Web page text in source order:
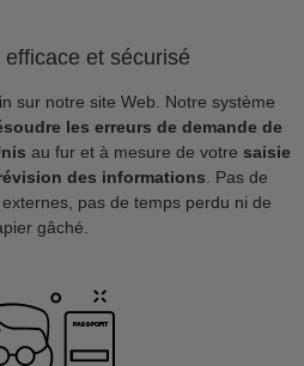
et sécurisé
sur notre site Web. Notre système
les erreurs de demande de
au fur et à mesure de votre saisie
des informations . Pas de
pas de temps perdu ni de
gâché.